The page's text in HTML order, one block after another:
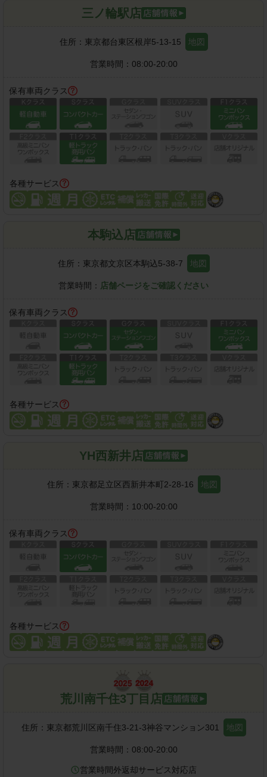
三ノ輪駅店
住所： 東京都台東区根岸5-13-15 地図
営業時間： 08:00-20:00
保有車両クラス
各種サービス
本駒込店
住所： 東京都文京区本駒込5-38-7 地図
営業時間： 店舗ページをご確認ください
保有車両クラス
各種サービス
YH西新井店
住所： 東京都足立区西新井本町2-28-16 地図
営業時間： 10:00-20:00
保有車両クラス
各種サービス
荒川南千住3丁目店
住所： 東京都荒川区南千住3-21-3神谷マンション301 地図
営業時間： 08:00-20:00
営業時間外返却サービス対応店